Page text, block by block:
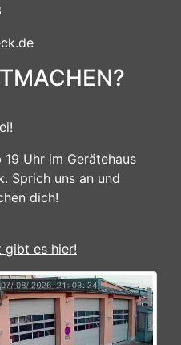
Uhr im Gerätehaus
Sprich uns an und
dich!
gibt es hier!